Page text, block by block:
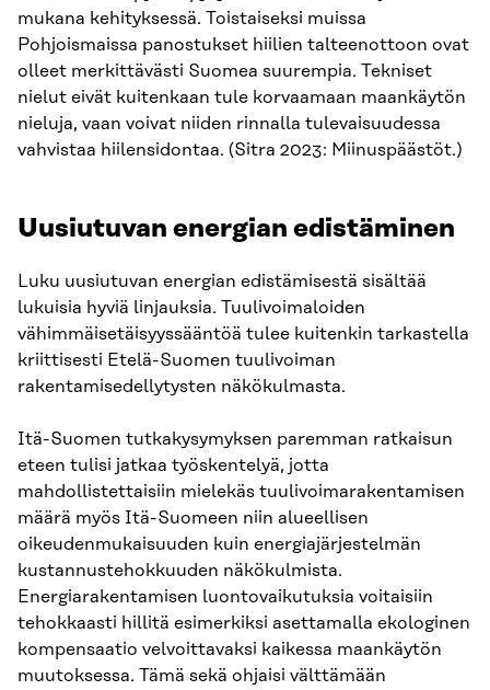
mukana kehityksessä. Toistaiseksi muissa
Pohjoismaissa panostukset hiilien talteenottoon ovat
olleet merkittävästi Suomea suurempia. Tekniset
nielut eivät kuitenkaan tule korvaamaan maankäytön
nieluja, vaan voivat niiden rinnalla tulevaisuudessa
vahvistaa hiilensidontaa. (Sitra 2023: Miinuspäästöt.)
Uusiutuvan energian edistäminen
Luku uusiutuvan energian edistämisestä sisältää
lukuisia hyviä linjauksia. Tuulivoimaloiden
vähimmäisetäisyyssääntöä tulee kuitenkin tarkastella
kriittisesti Etelä-Suomen tuulivoiman
rakentamisedellytysten näkökulmasta.
Itä-Suomen tutkakysymyksen paremman ratkaisun
eteen tulisi jatkaa työskentelyä, jotta
mahdollistettaisiin mielekäs tuulivoimarakentamisen
määrä myös Itä-Suomeen niin alueellisen
oikeudenmukaisuuden kuin energiajärjestelmän
kustannustehokkuuden näkökulmista.
Energiarakentamisen luontovaikutuksia voitaisiin
tehokkaasti hillitä esimerkiksi asettamalla ekologinen
kompensaatio velvoittavaksi kaikessa maankäytön
muutoksessa. Tämä sekä ohjaisi välttämään